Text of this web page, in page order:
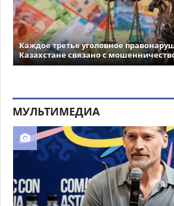
Каждое третье уголовное
Казахстане связано с
МУЛЬТИМЕДИА